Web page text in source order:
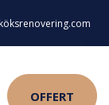
OFFERT